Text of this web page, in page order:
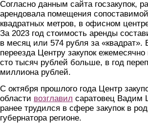
Согласно данным сайта госзакупок,
арендовала помещения
квадратных метров, в офисном
За 2023 год стоимость аренды
в месяц или 574 рубля за «квадрат».
переезда Центру закупок
сто тысяч рублей больше, в год
миллиона рублей.
С октября прошлого года Центр
области возглавил саратовец Вадим
ранее трудился в сфере закупок в
губернатора регионе.